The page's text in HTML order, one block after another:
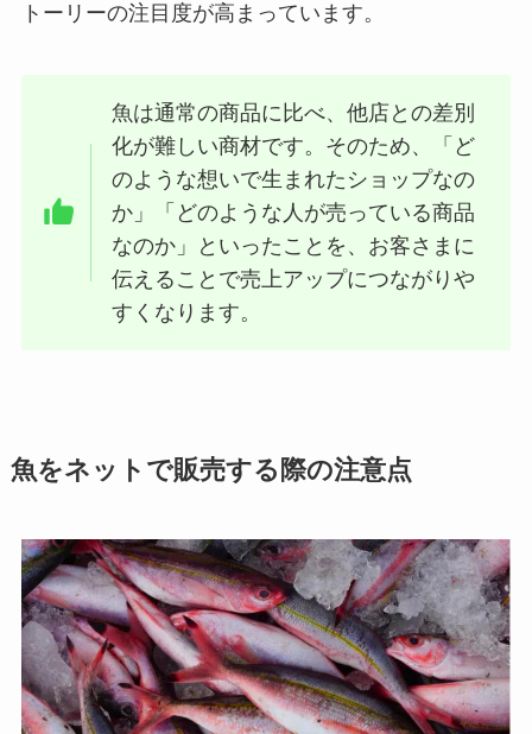
トーリーの注目度が高まっています。
魚は通常の商品に比べ、他店との差別
化が難しい商材です。そのため、「ど
のような想いで生まれたショップなの
か」「どのような人が売っている商品
なのか」といったことを、お客さまに
伝えることで売上アップにつながりや
すくなります。
魚をネットで販売する際の注意点